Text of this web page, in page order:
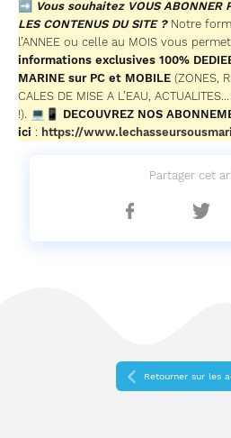
➡ Vous souhaitez VOUS ABONNER
LES CONTENUS DU SITE ?Notre
l’ANNEE ou celle au MOIS vous permet
informations exclusives 100%
MARINE sur PC et MOBILE (ZONES,
CALES DE MISE A L’EAU,
!). 💻📱 DECOUVREZ NOS
ici : https://
Partager cet
Partager
Retourner sur les